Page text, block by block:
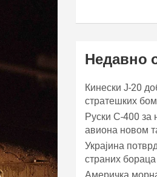
Недавно
Кинески Ј-20
стратешких
Руски С-400 за
авиона новом
Украјина
страних